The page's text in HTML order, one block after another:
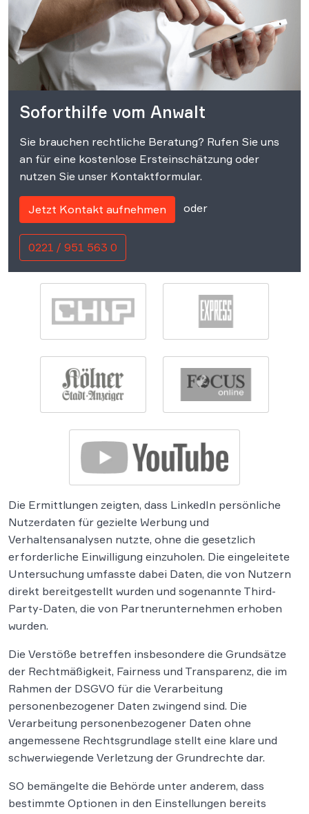
Soforthilfe vom Anwalt
Sie brauchen rechtliche Beratung? Rufen Sie uns
an für eine kostenlose Ersteinschätzung oder
nutzen Sie unser Kontaktformular.
Jetzt Kontakt aufnehmen oder
0221 / 951 563 0
Die Ermittlungen zeigten, dass LinkedIn persönliche
Nutzerdaten für gezielte Werbung und
Verhaltensanalysen nutzte, ohne die gesetzlich
erforderliche Einwilligung einzuholen. Die eingeleitete
Untersuchung umfasste dabei Daten, die von Nutzern
direkt bereitgestellt wurden und sogenannte Third-
Party-Daten, die von Partnerunternehmen erhoben
wurden.
Die Verstöße betreffen insbesondere die Grundsätze
der Rechtmäßigkeit, Fairness und Transparenz, die im
Rahmen der DSGVO für die Verarbeitung
personenbezogener Daten zwingend sind. Die
Verarbeitung personenbezogener Daten ohne
angemessene Rechtsgrundlage stellt eine klare und
schwerwiegende Verletzung der Grundrechte dar.
SO bemängelte die Behörde unter anderem, dass
bestimmte Optionen in den Einstellungen bereits